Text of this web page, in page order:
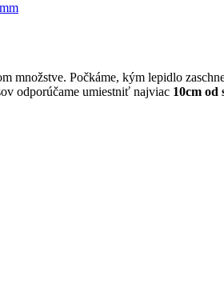
množstve. Počkáme, kým lepidlo
odporúčame umiestniť najviac 10cm od